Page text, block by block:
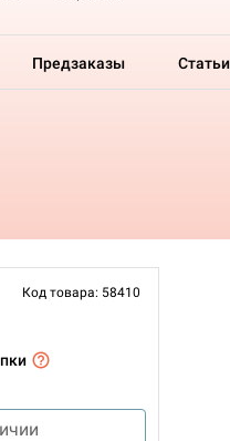
Предзаказы Статьи
Код товара: 58410